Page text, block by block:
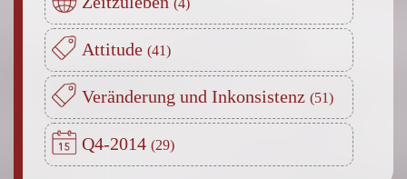
Attitude
Veränderung und Inkonsistenz
Q4-2014